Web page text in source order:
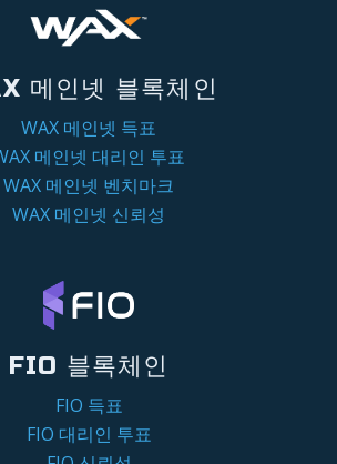
메인넷 블록체인
WAX 메인넷 득표
메인넷 대리인 투표
WAX 메인넷 벤치마크
WAX 메인넷 신뢰성
FIO 블록체인
FIO 득표
FIO 대리인 투표